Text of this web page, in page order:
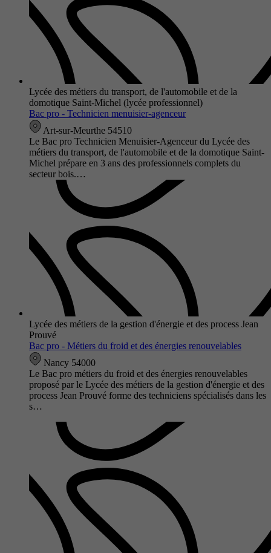
Lycée des métiers du transport, de l'automobile et de la
domotique Saint-Michel (lycée professionnel)
Bac pro - Technicien menuisier-agenceur
Art-sur-Meurthe 54510
Le Bac pro Technicien Menuisier-Agenceur du Lycée des
métiers du transport, de l'automobile et de la domotique Saint-
Michel prépare en 3 ans des professionnels complets du
secteur bois.…
Lycée des métiers de la gestion d'énergie et des process Jean
Prouvé
Bac pro - Métiers du froid et des énergies renouvelables
Nancy 54000
Le Bac pro métiers du froid et des énergies renouvelables
proposé par le Lycée des métiers de la gestion d'énergie et des
process Jean Prouvé forme des techniciens spécialisés dans les
s…